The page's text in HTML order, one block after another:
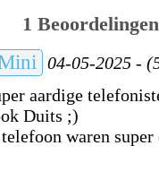
1 Beoordelingen
04-05-2025 -
aardige
Duits ;)
waren